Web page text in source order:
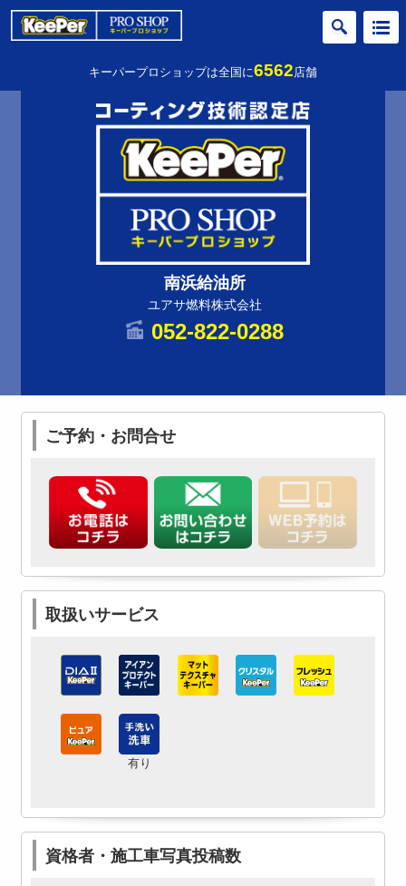
キーパープロショップは全国に6562店舗
南浜給油所
ユアサ燃料株式会社
052-822-0288
ご予約・お問合せ
取扱いサービス
有り
資格者・施工車写真投稿数